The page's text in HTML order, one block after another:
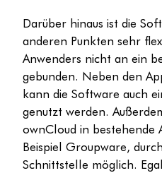
Darüber hinaus ist die
anderen Punkten sehr
Anwenders nicht an ein
gebunden. Neben den
kann die Software auch
genutzt werden.
ownCloud in bestehende
Beispiel Groupware,
Schnittstelle möglich.